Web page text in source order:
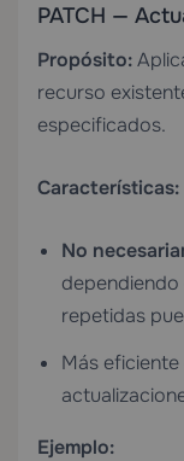
PATCH —
Propósito:
recurso
especificados.
Características:
No
dependiendo
repetidas
Más
Ejemplo: